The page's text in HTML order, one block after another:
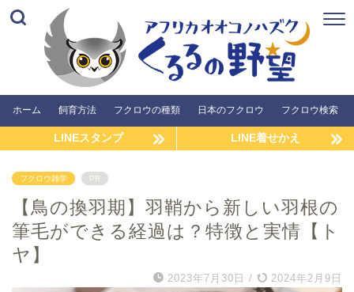
ホーム 飼育方法 フクロウの種類 日本のフクロウ フクロウ検索
LINEスタンプ LINE着せかえ
フクロウ雑学 PR
【鳥の換羽期】羽鞘から新しい羽根の
筆毛ができる経過は？特徴と実情【ト
ヤ】
2023年7月30日 / 2024年2月9日